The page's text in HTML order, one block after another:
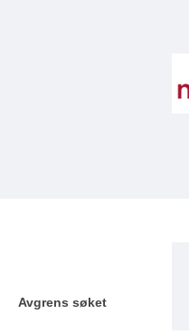
Avgrens søket